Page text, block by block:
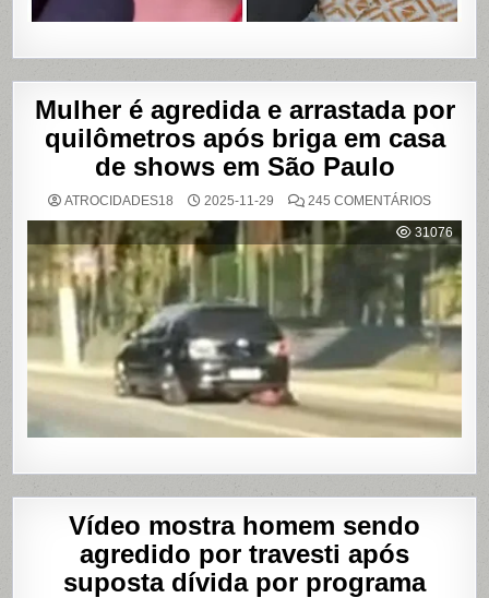
Mulher é agredida e arrastada por
quilômetros após briga em casa
de shows em São Paulo
ATROCIDADES18 2025-11-29 245 COMENTÁRIOSEM
É
E
POR
APÓS
BRIGA
EM
CASA
SHOWS
SÃO
PAULO
31076
Vídeo mostra homem sendo
agredido por travesti após
suposta dívida por programa